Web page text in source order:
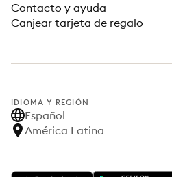
Contacto y ayuda
Canjear tarjeta de regalo
IDIOMA Y REGIÓN
Español
América Latina